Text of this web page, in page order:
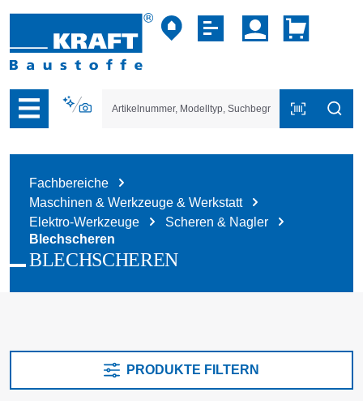
der B2B-Plattform springen
Fachbereiche
Maschinen & Werkzeuge & Werkstatt
Elektro-Werkzeuge
Scheren & Nagler
Blechscheren
BLECHSCHEREN
PRODUKTE FILTERN